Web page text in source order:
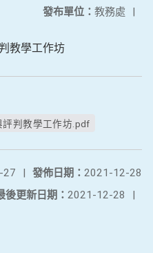
發布單位： 教務處 |
教學工作坊
判教學工作坊.pdf
發佈日期： 2021-12-28
27
|
後更新日期： 2021-12-28 |